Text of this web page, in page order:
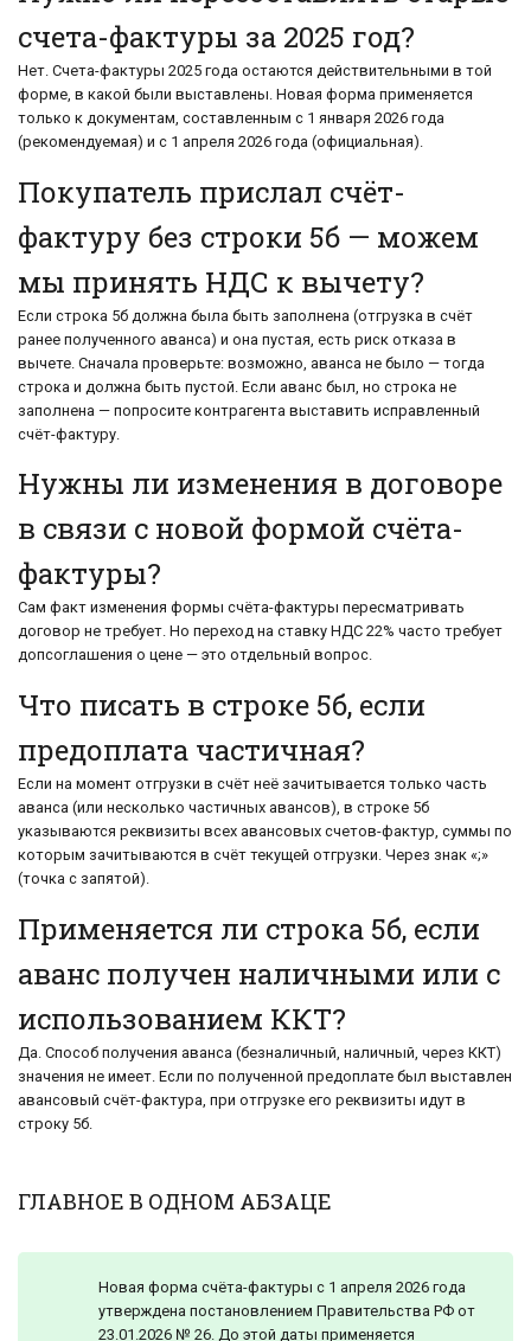
счета-фактуры за 2025 год?
Нет. Счета-фактуры 2025 года остаются действительными в той
форме, в какой были выставлены. Новая форма применяется
только к документам, составленным с 1 января 2026 года
(рекомендуемая) и с 1 апреля 2026 года (официальная).
Покупатель прислал счёт-
фактуру без строки 5б — можем
мы принять НДС к вычету?
Если строка 5б должна была быть заполнена (отгрузка в счёт
ранее полученного аванса) и она пустая, есть риск отказа в
вычете. Сначала проверьте: возможно, аванса не было — тогда
строка и должна быть пустой. Если аванс был, но строка не
заполнена — попросите контрагента выставить исправленный
счёт-фактуру.
Нужны ли изменения в договоре
в связи с новой формой счёта-
фактуры?
Сам факт изменения формы счёта-фактуры пересматривать
договор не требует. Но переход на ставку НДС 22% часто требует
допсоглашения о цене — это отдельный вопрос.
Что писать в строке 5б, если
предоплата частичная?
Если на момент отгрузки в счёт неё зачитывается только часть
аванса (или несколько частичных авансов), в строке 5б
указываются реквизиты всех авансовых счетов-фактур, суммы по
которым зачитываются в счёт текущей отгрузки. Через знак «;»
(точка с запятой).
Применяется ли строка 5б, если
аванс получен наличными или с
использованием ККТ?
Да. Способ получения аванса (безналичный, наличный, через ККТ)
значения не имеет. Если по полученной предоплате был выставлен
авансовый счёт-фактура, при отгрузке его реквизиты идут в
строку 5б.
ГЛАВНОЕ В ОДНОМ АБЗАЦЕ
Новая форма счёта-фактуры с 1 апреля 2026 года
утверждена постановлением Правительства РФ от
23.01.2026 № 26. До этой даты применяется